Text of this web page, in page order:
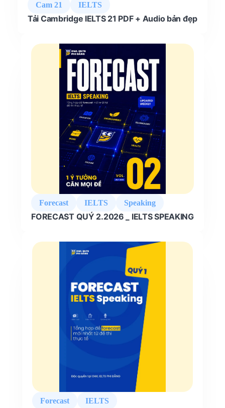
Cam 21 IELTS
Tải Cambridge IELTS 21 PDF + Audio bản đẹp
Forecast IELTS Speaking
FORECAST QUÝ 2.2026 _ IELTS SPEAKING
Forecast IELTS